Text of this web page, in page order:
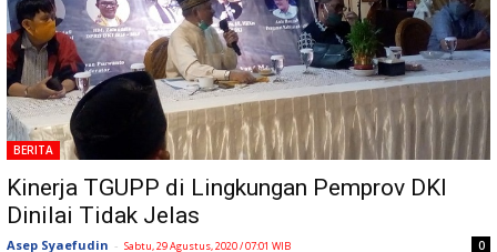
BERITA
Kinerja TGUPP di Lingkungan Pemprov DKI
Dinilai Tidak Jelas
Asep Syaefudin - Sabtu, 29 Agustus, 2020 / 07:01 WIB 0